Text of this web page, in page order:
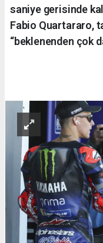
saniye gerisinde
Fabio Quartararo,
“beklenenden çok